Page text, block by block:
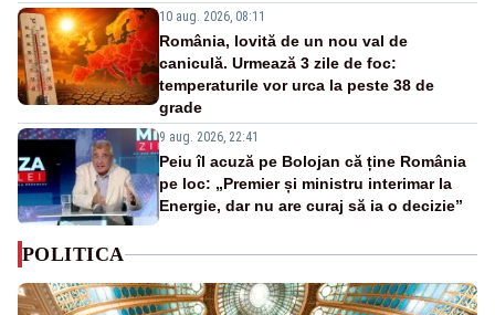
10 aug. 2026, 08:11
România, lovită de un nou val de
caniculă. Urmează 3 zile de foc:
temperaturile vor urca la peste 38 de
grade
9 aug. 2026, 22:41
Peiu îl acuză pe Bolojan că ține România
pe loc: „Premier și ministru interimar la
Energie, dar nu are curaj să ia o decizie”
POLITICA